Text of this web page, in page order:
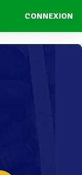
CONNEXION